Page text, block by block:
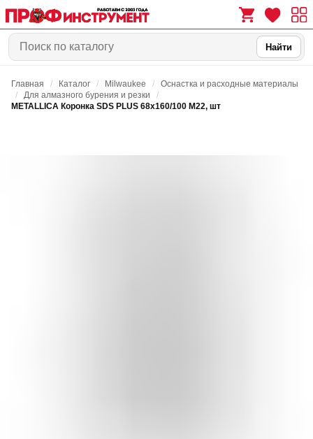
0
Найти
Главная / Каталог / Milwaukee /
Оснастка и расходные материалы
/
Для алмазного бурения и резки
/
METALLICA Коронка SDS PLUS 68х160/100 М22, шт